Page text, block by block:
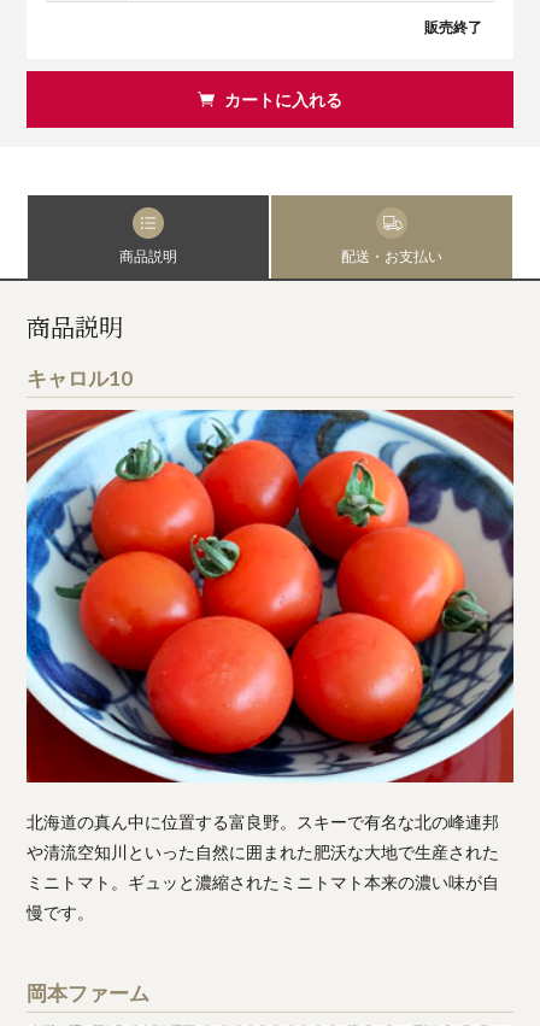
販売終了
カートに入れる
商品説明 配送・お支払い
商品説明
キャロル10
北海道の真ん中に位置する富良野。スキーで有名な北の峰連邦
や清流空知川といった自然に囲まれた肥沃な大地で生産された
ミニトマト。ギュッと濃縮されたミニトマト本来の濃い味が自
慢です。
岡本ファーム